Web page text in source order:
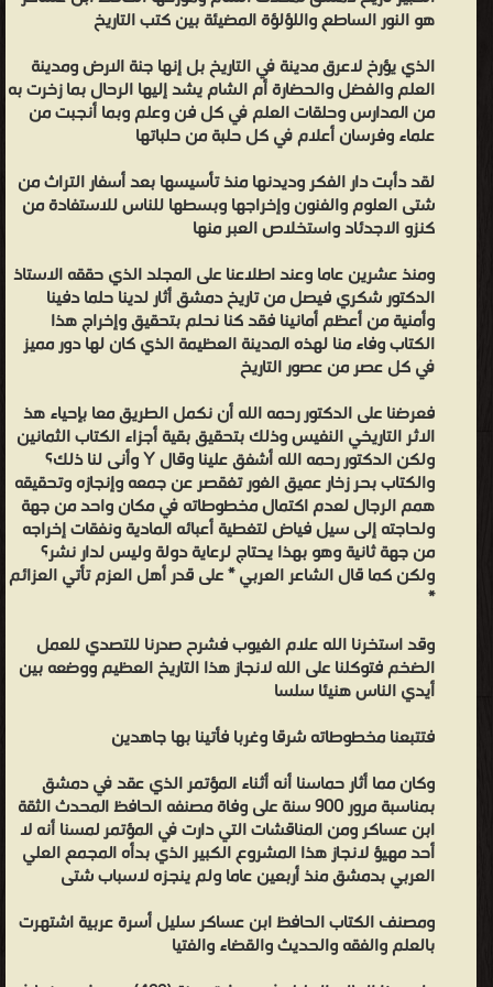
حوالي ثمانين مجلّدا. ويعتبر من أكبر وأضخم وأهم المؤلفات في تاريخ
والرواة ومروياتهم من كل من سكن أو جاور أو مرّ بمدينة دمشق. وترجم
لعدد هائل من الأعلام في تاريخ الإسلام منذ ظهوره إلى ما قبل وفاة
المؤلف. وهو مصنف على نسق كتاب تاريخ بغداد والذي ألّفه الخطيب
البغدادي. وقد قالوا: أنه يقصر العمر عن أن يجمع الإنسان فيه مثل هذا
الكتاب. قال ابن خلكان: قال لي شيخنا الحافظ زكي الدين عبد العظيم
وقد جرى ذكر هذا التاريخ وطال الحديث في أمره : ( ما أظن هذا الرجل إلا
ذلك الوقت وإلا فالعمر يقصر عن أن يجمع الإنسان مثل هذا الكتاب ).
ولهذا الكتاب قيمة أدبية كبرى - إلى جانب قيمته التاريخية - لعنايته
بتراجم الشعراء وذكر أخبارهم وأشعارهم .. وقيل أن المؤلف كاد أن
ينصرف عن إنجازه وإتمامه، لولا أن خبر هذا الكتاب تناهى إلى أسماع "نور
الدين محمود" ملك دمشق و حلب فبعث إلى الحافظ ابن عساكر يشحذ
همته ويقوي من عزيمته، فعاد إلى الكتاب وأتمه سنة (559هـ = 1163)،
ثم قام ولده القاسم بتنقيحه وترتيبه في صورته النهائية تحت بصر أبيه
وعنايته، حتى إذا فرغ منه سنة 565هـ = 1169 قرأه على أبيه قراءة أخيرة،
فكان يضيف شيئا، أو يستدرك أمرًا فاته، أو يصوب خلطًا، أو يحذف ما يراه
غير مناسب أو يقدم موضعًا أو يؤخر مسألة، حتى أصبح على الصورة التي
نراها الآن بين أيدينا تحفة الكتب في تاريخ المدن . وللكتاب أذيال
تاريخ مدينة دمشق وذكر فضلها وتسمية من حلها من الاماثل أو اجتاز
بنواحيها من وارديها وأهلها تصنيف الامام العالم الحافظ أبي القاسم علي
بن الحسن ابن هبة الله بن عبد الله الشافعي المعروف بابن عساكر ..
ابن عساكر - ❰ له مجموعة من الإنجازات والمؤلفات أبرزها ❞ مدح
الخامس والثلاثون ❝ ❞ المعجم المشتمل على ذكر أسماء شيوخ الأئمة
النبل ❝ ❞ تاريخ مدينة دمشق (تاريخ دمشق) مجلد78 _77 ❝ ❞ تاريخ
مدينة دمشق (تاريخ دمشق) مجلد50 ❝ ❞ تاريخ مدينة دمشق (تاريخ
دمشق) مجلد 1 ❝ ❞ تاريخ مدينة دمشق (تاريخ دمشق) المجلد الخامس
❝ ❞ تاريخ مدينة دمشق (تاريخ دمشق) المجلد الرابع ❝ ❞ تاريخ مدينة
دمشق (تاريخ دمشق) المجلد السادس والثلاثون ❝ الناشرين : ❞
هو النور الساطع واللؤلؤة المضيئة بين كتب التاريخ
الذي يؤرخ لاعرق مدينة في التاريخ بل إنها جنة الارض ومدينة
العلم والفضل والحضارة أم الشام يشد إليها الرحال بما زخرت به
من المدارس وحلقات العلم في كل فن وعلم وبما أنجبت من
علماء وفرسان أعلام في كل حلبة من حلباتها
لقد دأبت دار الفكر وديدنها منذ تأسيسها بعد أسفار التراث من
شتى العلوم والفنون وإخراجها وبسطها للناس للاستفادة من
كنزو الاجدئاد واستخلاص العبر منها
ومنذ عشرين عاما وعند اطلاعنا على المجلد الذي حققه الاستاذ
الدكتور شكري فيصل من تاريخ دمشق أثار لدينا حلما دفينا
وأمنية من أعظم أمانينا فقد كنا نحلم بتحقيق وإخراج هذا
الكتاب وفاء منا لهذه المدينة العظيمة الذي كان لها دور مميز
في كل عصر من عصور التاريخ
فعرضنا على الدكتور رحمه الله أن نكمل الطريق معا بإحياء هذ
الاثر التاريخي النفيس وذلك بتحقيق بقية أجزاء الكتاب الثمانين
ولكن الدكتور رحمه الله أشفق علينا وقال Y وأنى لنا ذلك؟
والكتاب بحر زخار عميق الغور تغقصر عن جمعه وإنجازه وتحقيقه
همم الرجال لعدم اكتمال مخطوطاته في مكان واحد من جهة
ولحاجته إلى سيل فياض لتغطية أعبائه المادية ونفقات إخراجه
من جهة ثانية وهو بهذا يحتاج لرعاية دولة وليس لدار نشر؟
ولكن كما قال الشاعر العربي * على قدر أهل العزم تأتي العزائم
*
وقد استخرنا الله علام الغيوب فشرح صدرنا للتصدي للعمل
الضخم فتوكلنا على الله لانجاز هذا التاريخ العظيم ووضعه بين
أيدي الناس هنيئا سلسا
فتتبعنا مخطوطاته شرقا وغربا فأتينا بها جاهدين
وكان مما أثار حماسنا أنه أثناء المؤتمر الذي عقد في دمشق
بمناسبة مرور 900 سنة على وفاة مصنفه الحافظ المحدث الثقة
ابن عساكر ومن المناقشات التي دارت في المؤتمر لمسنا أنه لا
أحد مهيؤ لانجاز هذا المشروع الكبير الذي بدأه المجمع العلي
العربي بدمشق منذ أربعين عاما ولم ينجزه لاسباب شتى
ومصنف الكتاب الحافظ ابن عساكر سليل أسرة عربية اشتهرت
بالعلم والفقه والحديث والقضاء والفتيا